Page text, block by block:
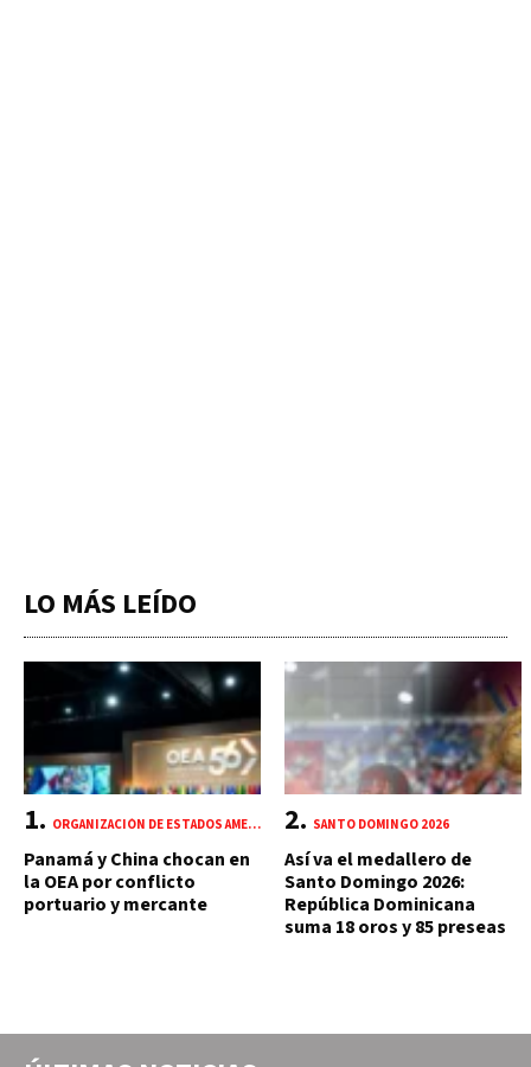
LO MÁS LEÍDO
ORGANIZACIÓN DE ESTADOS AMERICANOS (OEA)
Panamá y China chocan en
la OEA por conflicto
portuario y mercante
SANTO DOMINGO 2026
Así va el medallero de
Santo Domingo 2026:
República Dominicana
suma 18 oros y 85 preseas